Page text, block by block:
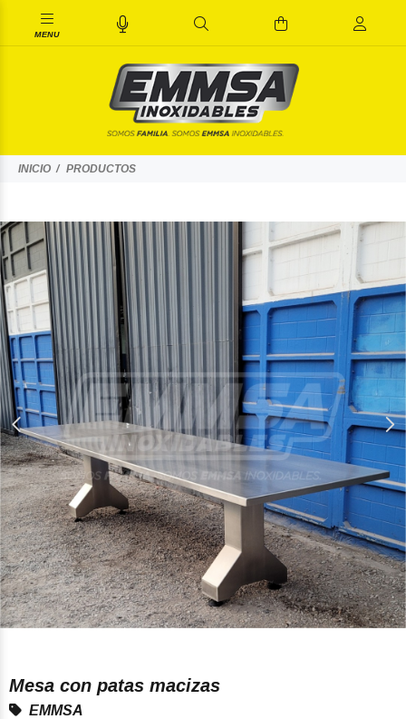
INICIO PRODUCTOS
Mesa con patas macizas
EMMSA